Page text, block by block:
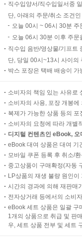
직수입양서/직수입일서중
단, 아래의 주문/취소 조건
오늘 00시 ~ 06시 30분
오늘 06시 30분 이후 주
직수입 음반/영상물/기프트
단, 당일 00시~13시 사이의
박스 포장은 택배 배송이
소비자의 책임 있는 사유로
소비자의 사용, 포장 개봉
복제가 가능한 상품 등의
소비자의 요청에 따라 개별
디지털 컨텐츠인 eBook,
eBook 대여 상품은 대여 기
모바일 쿠폰 등록 후 취소/
중고상품이 구매확정(자동
LP상품의 재생 불량 원인
시간의 경과에 의해 재판매
전자상거래 등에서의 소비
eBook 세트 상품은 일괄 구
1개의 상품으로 취급 및 판
우, 세트 상품 전부 및 세트